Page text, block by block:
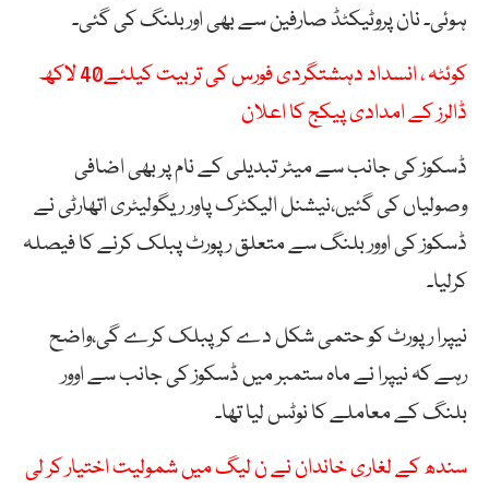
ہوئی۔ نان پروٹیکٹڈ صارفین سے بھی اوربلنگ کی گئی۔
کوئٹہ ، انسداد دہشتگردی فورس کی تربیت کیلئے40 لاکھ
ڈالرز کے امدادی پیکج کا اعلان
ڈسکوز کی جانب سے میٹر تبدیلی کے نام پر بھی اضافی
وصولیاں کی گئیں،نیشنل الیکٹرک پاور ریگولیٹری اتھارٹی نے
ڈسکوز کی اوور بلنگ سے متعلق رپورٹ پبلک کرنے کا فیصلہ
کرلیا۔
نیپرا رپورٹ کو حتمی شکل دے کر پبلک کرے گی،واضح
رہے کہ نیپرا نے ماہ ستمبر میں ڈسکوز کی جانب سے اوور
بلنگ کے معاملے کا نوٹس لیا تھا۔
سندھ کے لغاری خاندان نے ن لیگ میں شمولیت اختیار کر لی